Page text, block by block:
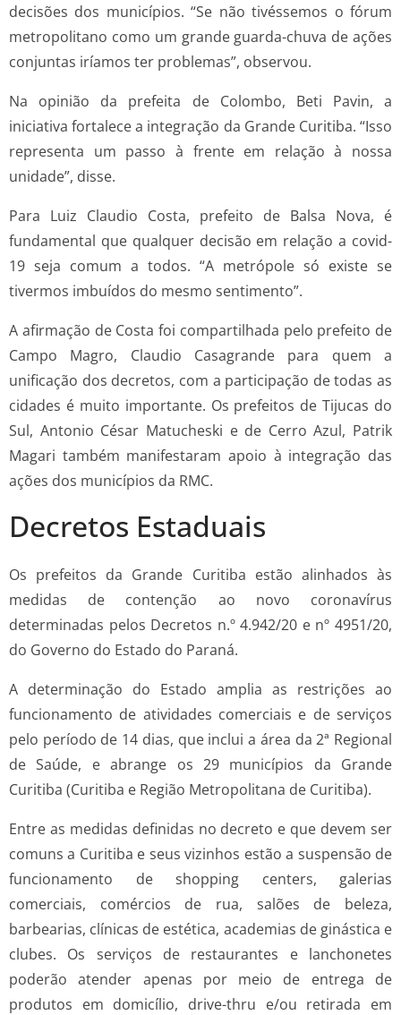
decisões dos municípios. “Se não tivéssemos o fórum
metropolitano como um grande guarda-chuva de ações
conjuntas iríamos ter problemas”, observou.
Na opinião da prefeita de Colombo, Beti Pavin, a
iniciativa fortalece a integração da Grande Curitiba. “Isso
representa um passo à frente em relação à nossa
unidade”, disse.
Para Luiz Claudio Costa, prefeito de Balsa Nova, é
fundamental que qualquer decisão em relação a covid-
19 seja comum a todos. “A metrópole só existe se
tivermos imbuídos do mesmo sentimento”.
A afirmação de Costa foi compartilhada pelo prefeito de
Campo Magro, Claudio Casagrande para quem a
unificação dos decretos, com a participação de todas as
cidades é muito importante. Os prefeitos de Tijucas do
Sul, Antonio César Matucheski e de Cerro Azul, Patrik
Magari também manifestaram apoio à integração das
ações dos municípios da RMC.
Decretos Estaduais
Os prefeitos da Grande Curitiba estão alinhados às
medidas de contenção ao novo coronavírus
determinadas pelos Decretos n.º 4.942/20 e nº 4951/20,
do Governo do Estado do Paraná.
A determinação do Estado amplia as restrições ao
funcionamento de atividades comerciais e de serviços
pelo período de 14 dias, que inclui a área da 2ª Regional
de Saúde, e abrange os 29 municípios da Grande
Curitiba (Curitiba e Região Metropolitana de Curitiba).
Entre as medidas definidas no decreto e que devem ser
comuns a Curitiba e seus vizinhos estão a suspensão de
funcionamento de shopping centers, galerias
comerciais, comércios de rua, salões de beleza,
barbearias, clínicas de estética, academias de ginástica e
clubes. Os serviços de restaurantes e lanchonetes
poderão atender apenas por meio de entrega de
produtos em domicílio, drive-thru e/ou retirada em